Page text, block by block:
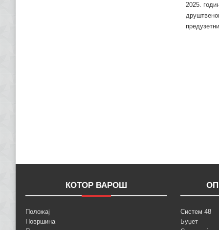
2025.
КОТОР ВАРОШ
Положај
Површина
Систем 48
Буџет